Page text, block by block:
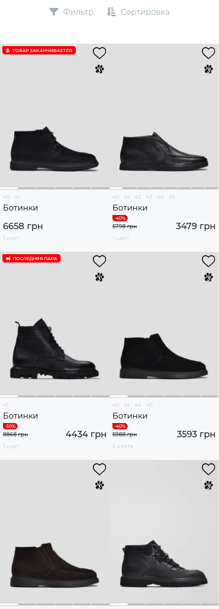
Фильтр Сортировка
ТОВАР ЗАКАНЧИВАЕТСЯ
40 41
Ботинки
6658 грн
1 цвет
40 41 42 43 44 45
Ботинки
3479 грн
5798 грн
1 цвет
ПОСЛЕДНЯЯ ПАРА
41
Ботинки
4434 грн
8868 грн
1 цвет
40 41 44 45
Ботинки
3593 грн
5988 грн
2 цвета